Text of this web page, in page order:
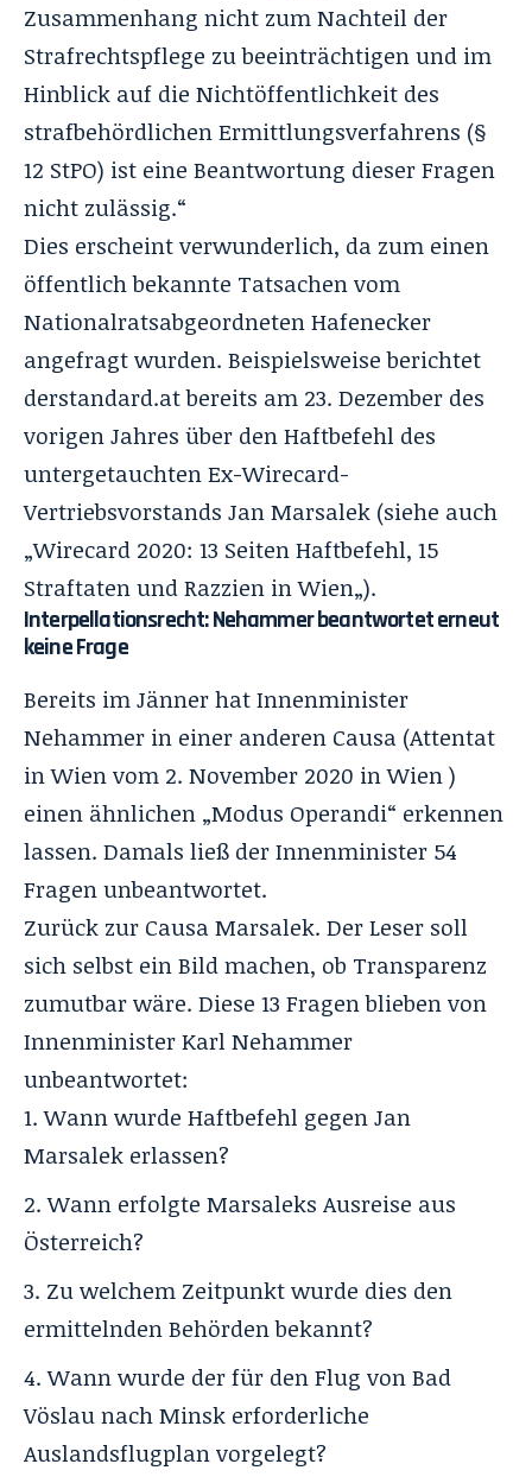
Zusammenhang nicht zum Nachteil der
Strafrechtspflege zu beeinträchtigen und im
Hinblick auf die Nichtöffentlichkeit des
strafbehördlichen Ermittlungsverfahrens (§
12 StPO) ist eine Beantwortung dieser Fragen
nicht zulässig.“
Dies erscheint verwunderlich, da zum einen
öffentlich bekannte Tatsachen vom
Nationalratsabgeordneten Hafenecker
angefragt wurden. Beispielsweise berichtet
derstandard.at bereits am 23. Dezember des
vorigen Jahres über den Haftbefehl des
untergetauchten Ex-Wirecard-
Vertriebsvorstands Jan Marsalek (siehe auch
„Wirecard 2020: 13 Seiten Haftbefehl, 15
Straftaten und Razzien in Wien„).
Interpellationsrecht: Nehammer beantwortet erneut
keine Frage
Bereits im Jänner hat Innenminister
Nehammer in einer anderen Causa (Attentat
in Wien vom 2. November 2020 in Wien )
einen ähnlichen „Modus Operandi“ erkennen
lassen. Damals ließ der Innenminister 54
Fragen unbeantwortet.
Zurück zur Causa Marsalek. Der Leser soll
sich selbst ein Bild machen, ob Transparenz
zumutbar wäre. Diese 13 Fragen blieben von
Innenminister Karl Nehammer
unbeantwortet:
Wann wurde Haftbefehl gegen Jan
Marsalek erlassen?
Wann erfolgte Marsaleks Ausreise aus
Österreich?
Zu welchem Zeitpunkt wurde dies den
ermittelnden Behörden bekannt?
Wann wurde der für den Flug von Bad
Vöslau nach Minsk erforderliche
Auslandsflugplan vorgelegt?